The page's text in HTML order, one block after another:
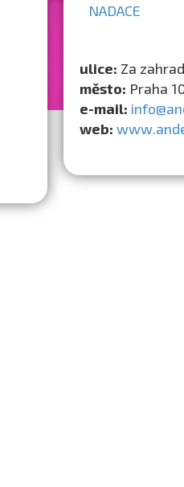
NADACE
ulice: Za
město: Praha
e-mail:
web: